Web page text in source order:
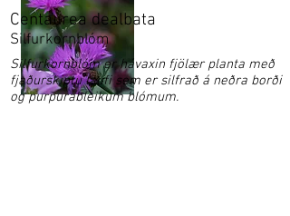
Silfurkornblóm
Centaurea dealbata
Silfurkornblóm er hávaxin fjölær planta með
fjaðurskiptu laufi sem er silfrað á neðra borði
og purpurableikum blómum.